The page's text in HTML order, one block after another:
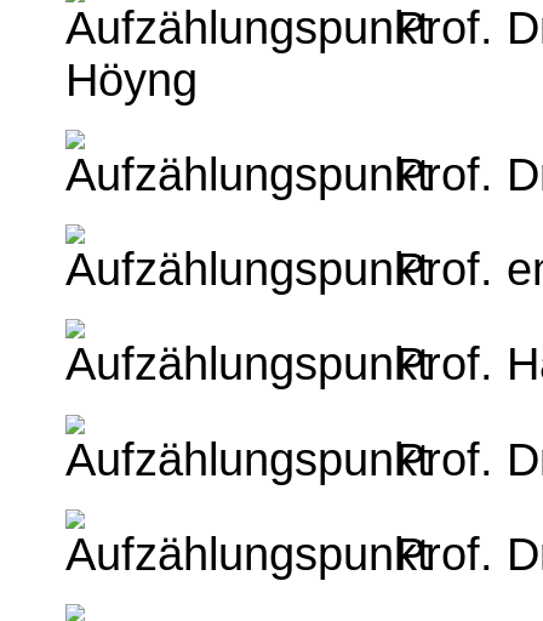
Prof.
Höyng
Prof.
Prof.
Prof.
Prof.
Prof.